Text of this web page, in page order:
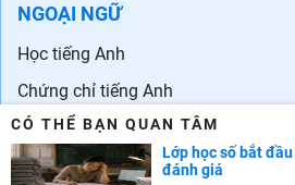
NGOẠI NGỮ
Học tiếng Anh
Chứng chỉ tiếng Anh
Trung tâm Anh ngữ
Ngoại ngữ khác
CÓ THỂ BẠN QUAN TÂM
Lớp học số bắt
đánh giá